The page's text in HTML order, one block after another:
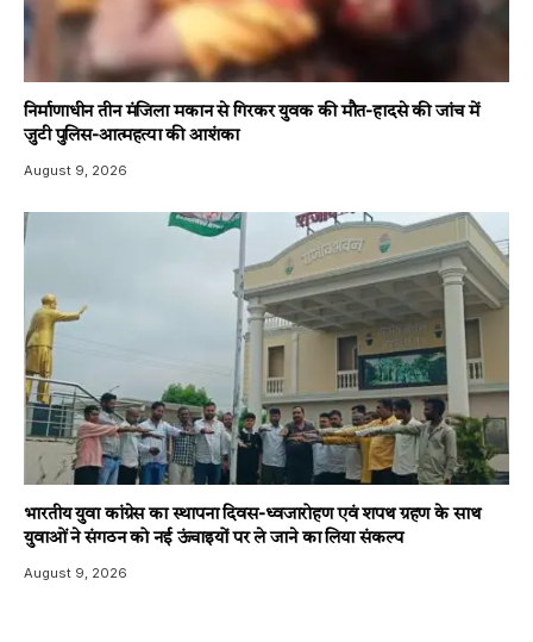
निर्माणाधीन तीन मंजिला मकान से गिरकर युवक की मौत-हादसे की जांच में
जुटी पुलिस-आत्महत्या की आशंका
August 9, 2026
भारतीय युवा कांग्रेस का स्थापना दिवस-ध्वजारोहण एवं शपथ ग्रहण के साथ
युवाओं ने संगठन को नई ऊंचाइयों पर ले जाने का लिया संकल्प
August 9, 2026